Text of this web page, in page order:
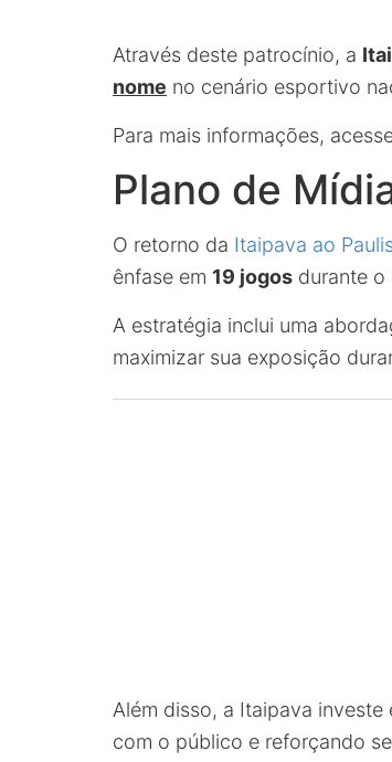
Através deste patrocínio, a
nome no cenário esportivo
Para mais informações,
Plano de
O retorno da Itaipava ao
ênfase em 19 jogos durante o
A estratégia inclui uma
maximizar sua exposição
Além disso, a Itaipava investe
com o público e reforçando